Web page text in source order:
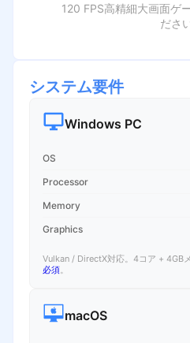
120 FPS高精細大画面ゲ
ださ
システム要件
Windows PC
OS
Processor
Memory
Graphics
Vulkan / DirectX対応。4コア + 4GB
必須。
macOS